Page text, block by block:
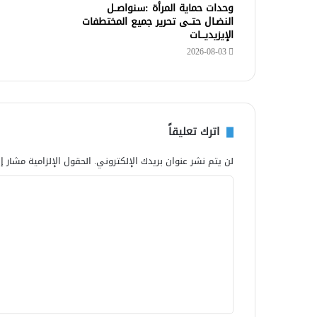
وحدات حماية المرأة :سنواصــل
النضـال حتــى تحرير جميع المختطفات
الإيزيديـــات
2026-08-03
اترك تعليقاً
لن يتم نشر عنوان بريدك الإلكتروني. الحقول الإلزامية مشار
ق